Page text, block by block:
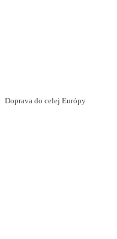
Doprava do celej Európy